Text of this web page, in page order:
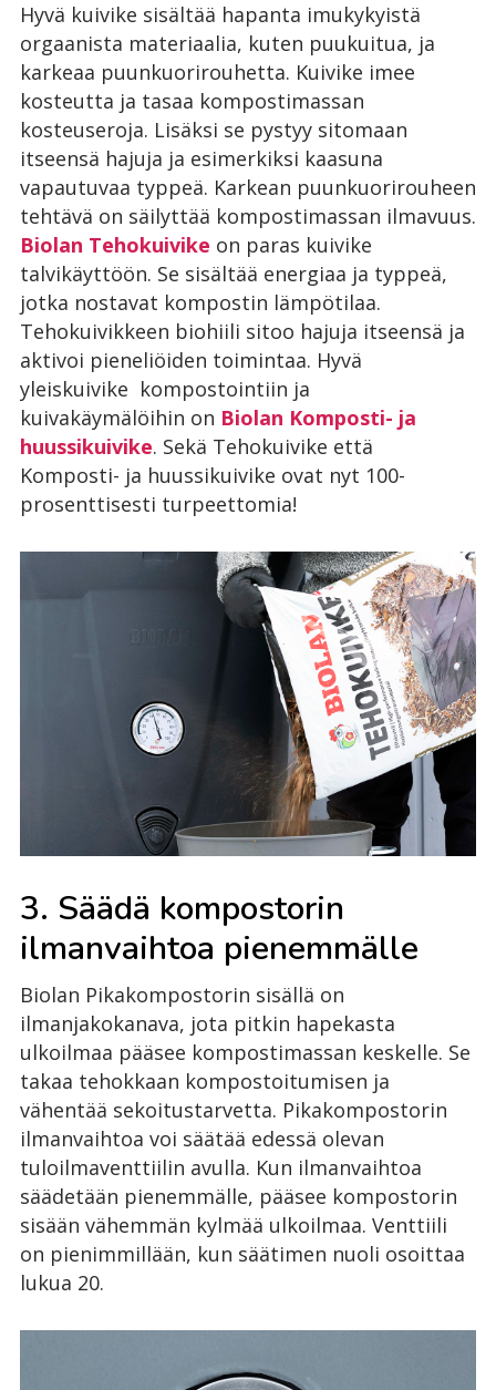
Hyvä kuivike sisältää hapanta imukykyistä
orgaanista materiaalia, kuten puukuitua, ja
karkeaa puunkuorirouhetta. Kuivike imee
kosteutta ja tasaa kompostimassan
kosteuseroja. Lisäksi se pystyy sitomaan
itseensä hajuja ja esimerkiksi kaasuna
vapautuvaa typpeä. Karkean puunkuorirouheen
tehtävä on säilyttää kompostimassan ilmavuus.
Biolan Tehokuivike on paras kuivike
talvikäyttöön. Se sisältää energiaa ja typpeä,
jotka nostavat kompostin lämpötilaa.
Tehokuivikkeen biohiili sitoo hajuja itseensä ja
aktivoi pieneliöiden toimintaa. Hyvä
yleiskuivike kompostointiin ja
kuivakäymälöihin on Biolan Komposti- ja
huussikuivike. Sekä Tehokuivike että
Komposti- ja huussikuivike ovat nyt 100-
prosenttisesti turpeettomia!
3. Säädä kompostorin
ilmanvaihtoa pienemmälle
Biolan Pikakompostorin sisällä on
ilmanjakokanava, jota pitkin hapekasta
ulkoilmaa pääsee kompostimassan keskelle. Se
takaa tehokkaan kompostoitumisen ja
vähentää sekoitustarvetta. Pikakompostorin
ilmanvaihtoa voi säätää edessä olevan
tuloilmaventtiilin avulla. Kun ilmanvaihtoa
säädetään pienemmälle, pääsee kompostorin
sisään vähemmän kylmää ulkoilmaa. Venttiili
on pienimmillään, kun säätimen nuoli osoittaa
lukua 20.